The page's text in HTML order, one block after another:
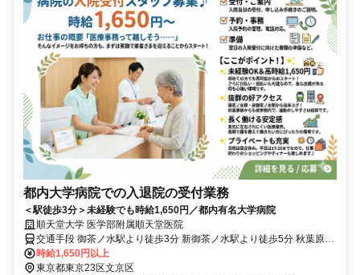
都内大学病院での入退院の受付業務
＜駅徒歩3分＞未経験でも時給1,650円／都内有名大学病院
順天堂大学 医学部附属順天堂医院
交通手段 御茶ノ水駅より徒歩3分 新御茶ノ水駅より徒歩5分 秋葉原駅
より徒歩12分
時給1,650円以上
東京都東京23区文京区